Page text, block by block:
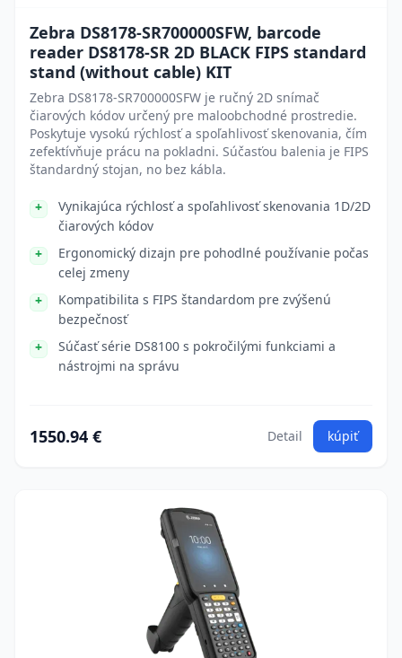
Zebra DS8178-SR700000SFW, barcode
reader DS8178-SR 2D BLACK FIPS standard
stand (without cable) KIT
Zebra DS8178-SR700000SFW je ručný 2D snímač
čiarových kódov určený pre maloobchodné prostredie.
Poskytuje vysokú rýchlosť a spoľahlivosť skenovania, čím
zefektívňuje prácu na pokladni. Súčasťou balenia je FIPS
štandardný stojan, no bez kábla.
Vynikajúca rýchlosť a spoľahlivosť skenovania 1D/2D
čiarových kódov
Ergonomický dizajn pre pohodlné používanie počas
celej zmeny
Kompatibilita s FIPS štandardom pre zvýšenú
bezpečnosť
Súčasť série DS8100 s pokročilými funkciami a
nástrojmi na správu
1550.94 € Detail kúpiť